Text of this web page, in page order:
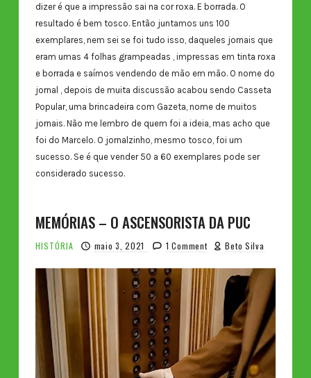
dizer é que a impressão sai na cor roxa. E borrada. O
resultado é bem tosco. Então juntamos uns 100
exemplares, nem sei se foi tudo isso, daqueles jornais que
eram umas 4 folhas grampeadas , impressas em tinta roxa
e borrada e saímos vendendo de mão em mão. O nome do
jornal , depois de muita discussão acabou sendo Casseta
Popular, uma brincadeira com Gazeta, nome de muitos
jornais. Não me lembro de quem foi a ideia, mas acho que
foi do Marcelo. O jornalzinho, mesmo tosco, foi um
sucesso. Se é que vender 50 a 60 exemplares pode ser
considerado sucesso.
MEMÓRIAS – O ASCENSORISTA DA PUC
HISTÓRIA maio 3, 2021 1 Comment Beto Silva